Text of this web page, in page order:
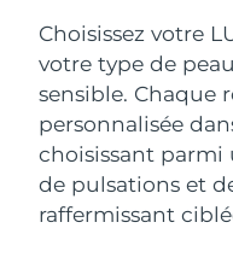
Choisissez votre
votre type de
sensible. Chaque
personnalisée
choisissant parmi
de pulsations et
raffermissant